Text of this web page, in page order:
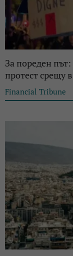
За пореден
протест срещу
Financial Tribune